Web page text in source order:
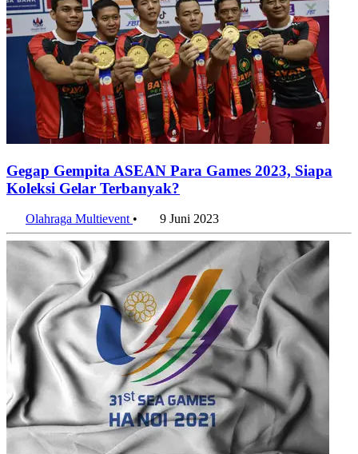
Gegap Gempita ASEAN Para Games 2023, Siapa
Koleksi Gelar Terbanyak?
Olahraga Multievent • 9 Juni 2023